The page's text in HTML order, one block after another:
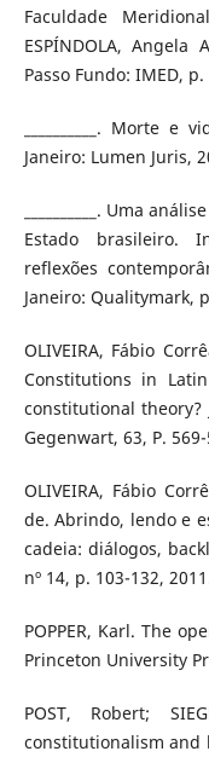
Faculdade
ESPÍNDOLA, Angela
Passo Fundo: IMED,
__________. Morte
Janeiro: Lumen Juris,
__________. Uma
Estado brasileiro.
reflexões
Janeiro: Qualitymark,
OLIVEIRA, Fábio
Constitutions in
constitutional
Gegenwart, 63, P.
OLIVEIRA, Fábio
de. Abrindo, lendo e
cadeia: diálogos,
nº 14, p. 103-132,
POPPER, Karl. The
Princeton University
POST, Robert;
constitutionalism and